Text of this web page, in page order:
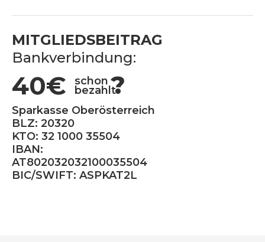
MITGLIEDSBEITRAG
Bankverbindung:
40€ schon
bezahlt?
Sparkasse Oberösterreich
BLZ: 20320
KTO: 32 1000 35504
IBAN:
AT802032032100035504
BIC/SWIFT: ASPKAT2L